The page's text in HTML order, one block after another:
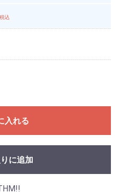
税込
入れる
に追加